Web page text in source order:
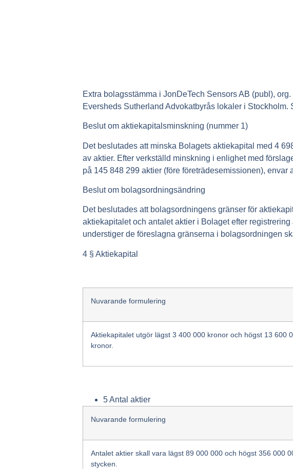
Extra bolagsstämma i JonDeTech Sensors AB (publ), org.
Eversheds Sutherland Advokatbyrås lokaler i
Beslut om aktiekapitalsminskning (nummer 1)
Det beslutades att minska Bolagets aktiekapital med 4
av aktier. Efter verkställd minskning i enlighet med
på 145 848 299 aktier (före företrädesemissionen), envar
Beslut om bolagsordningsändring
Det beslutades att bolagsordningens gränser för
aktiekapitalet och antalet aktier i Bolaget efter
understiger de föreslagna gränserna i bolagsordningen
4 § Aktiekapital
Nuvarande formulering
Aktiekapitalet utgör lägst 3 400 000 kronor och högst 13 600
kronor.
5 Antal aktier
Nuvarande formulering
Antalet aktier skall vara lägst 89 000 000 och högst 356 000
stycken.